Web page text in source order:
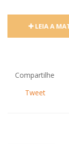
LEIA A
Compartilhe
Tweet